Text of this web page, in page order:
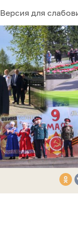
Версия для